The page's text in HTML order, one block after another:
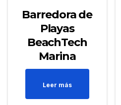
Barredora de
Playas
BeachTech
Marina
Leer más